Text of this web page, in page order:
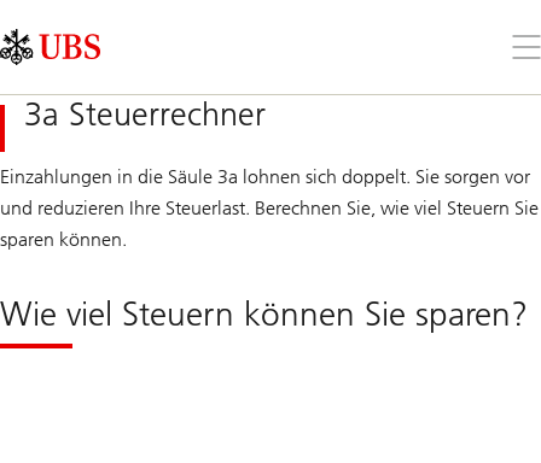
Links
Area
Sie
3a Steuerrechner
Einzahlungen in die Säule 3a lohnen sich doppelt. Sie sorgen vor
und reduzieren Ihre Steuerlast. Berechnen Sie, wie viel Steuern Sie
sparen können.
Wie viel Steuern können Sie sparen?